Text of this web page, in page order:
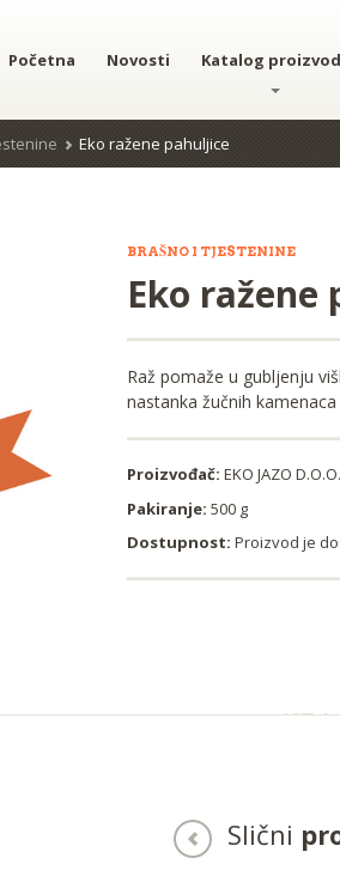
Početna Novosti Katalog
Eko ražene pahuljice
BRAŠNO I TJESTENINE
Eko ražene
Raž pomaže u gubljenju
nastanka žučnih
Proizvođač: EKO JAZO D.O.O.
Pakiranje: 500 g
Dostupnost: Proizvod je
Slični